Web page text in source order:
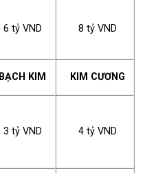
6 tỷ VND 8 tỷ VND
BẠCH KIM KIM CƯƠNG
3 tỷ VND 4 tỷ VND